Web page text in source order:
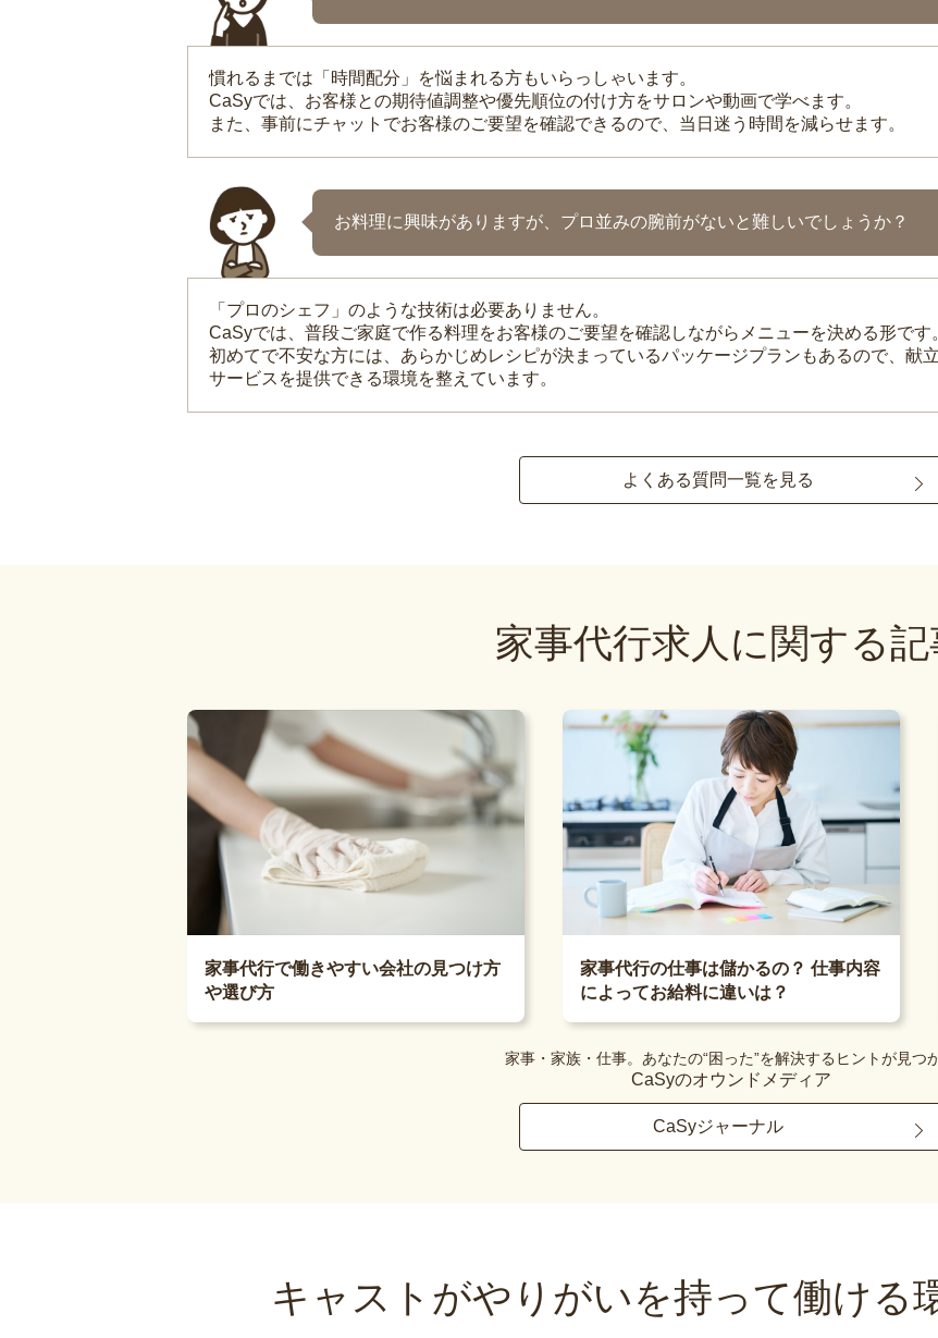
慣れるまでは「時間配分」を悩まれる方もいらっしゃいます。
CaSyでは、お客様との期待値調整や優先順位の付け方をサロンや動画で学べます。
また、事前にチャットでお客様のご要望を確認できるので、当日迷う時間を減らせます。
お料理に興味がありますが、プロ並みの腕前がないと難しいでしょうか？
「プロのシェフ」のような技術は必要ありません。
CaSyでは、普段ご家庭で作る料理をお客様のご要望を確認しながらメニューを決める形です
初めてで不安な方には、あらかじめレシピが決まっているパッケージプランもあるので、献
サービスを提供できる環境を整えています。
よくある質問一覧を見る
家事代行求人に関する記
家事代行で働きやすい会社の見つけ方
や選び方
家事代行の仕事は儲かるの？ 仕事内容
によってお給料に違いは？
家事・家族・仕事。あなたの“困った”を解決するヒントが見つ
CaSyのオウンドメディア
CaSyジャーナル
キャストがやりがいを持って働ける